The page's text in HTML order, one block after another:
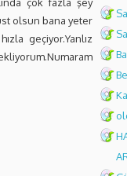
olsun bana yeter
geçiyor.Yanlız